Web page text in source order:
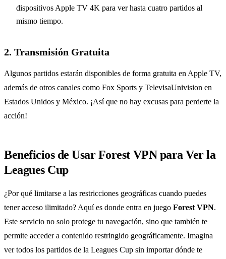
dispositivos Apple TV 4K para ver hasta cuatro partidos al
mismo tiempo.
2. Transmisión Gratuita
Algunos partidos estarán disponibles de forma gratuita en Apple TV,
además de otros canales como Fox Sports y TelevisaUnivision en
Estados Unidos y México. ¡Así que no hay excusas para perderte la
acción!
Beneficios de Usar Forest VPN para Ver la
Leagues Cup
¿Por qué limitarse a las restricciones geográficas cuando puedes
tener acceso ilimitado? Aquí es donde entra en juego Forest VPN.
Este servicio no solo protege tu navegación, sino que también te
permite acceder a contenido restringido geográficamente. Imagina
ver todos los partidos de la Leagues Cup sin importar dónde te